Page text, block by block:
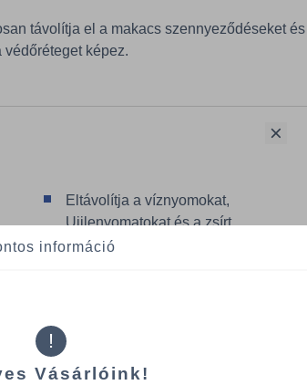
távolítja el a makacs szennyeződéseket és
képez.
Eltávolítja a víznyomokat,
Ujjlenyomatokat és a zsírt
Friss illatot hagy maga után
információ
!
Vásárlóink!